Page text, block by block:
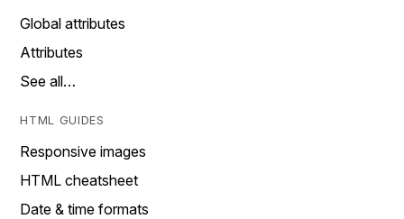
Global attributes
Attributes
See all…
HTML GUIDES
Responsive images
HTML cheatsheet
Date & time formats